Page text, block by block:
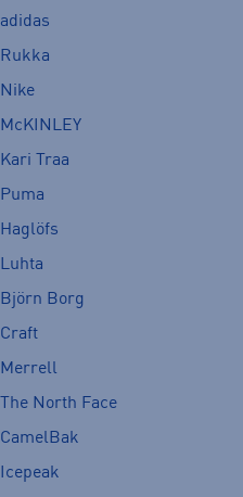
adidas
Rukka
Nike
McKINLEY
Kari Traa
Puma
Haglöfs
Luhta
Björn Borg
Craft
Merrell
The North Face
CamelBak
Icepeak